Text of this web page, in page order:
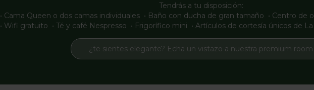
Tendrás a tu disposición:
• Cama Queen o dos camas individuales • Baño con ducha de gran tamaño • Centro de
• Wifi gratuito • Té y café Nespresso • Frigorífico mini • Artículos de cortesía únicos de
¿te sientes elegante? Echa un vistazo a nuestra premium room